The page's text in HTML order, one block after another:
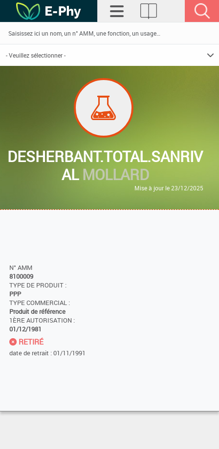
DESHERBANT.TOTAL.SANRIV
ALMOLLARD
Mise à jour le 23/12/2025
N° AMM
8100009
TYPE DE PRODUIT :
PPP
TYPE COMMERCIAL :
Produit de référence
1ÈRE AUTORISATION :
01/12/1981
RETIRÉ
date de retrait : 01/11/1991